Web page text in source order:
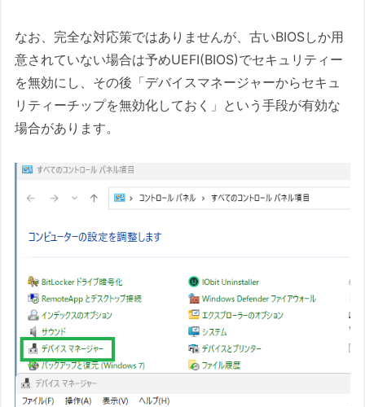
なお、完全な対応策ではありませんが、古いBIOSしか用
意されていない場合は予めUEFI(BIOS)でセキュリティー
を無効にし、その後「デバイスマネージャーからセキュ
リティーチップを無効化しておく」という手段が有効な
場合があります。